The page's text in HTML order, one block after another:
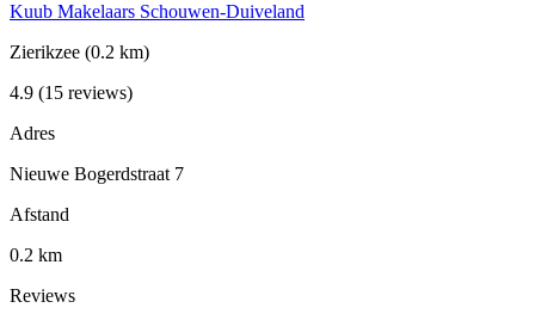
Kuub Makelaars Schouwen-Duiveland
Zierikzee (0.2 km)
4.9 (15 reviews)
Adres
Nieuwe Bogerdstraat 7
Afstand
0.2 km
Reviews